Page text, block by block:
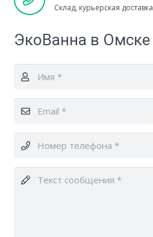
Склад, курьерская доставка
ЭкоВанна в Омске